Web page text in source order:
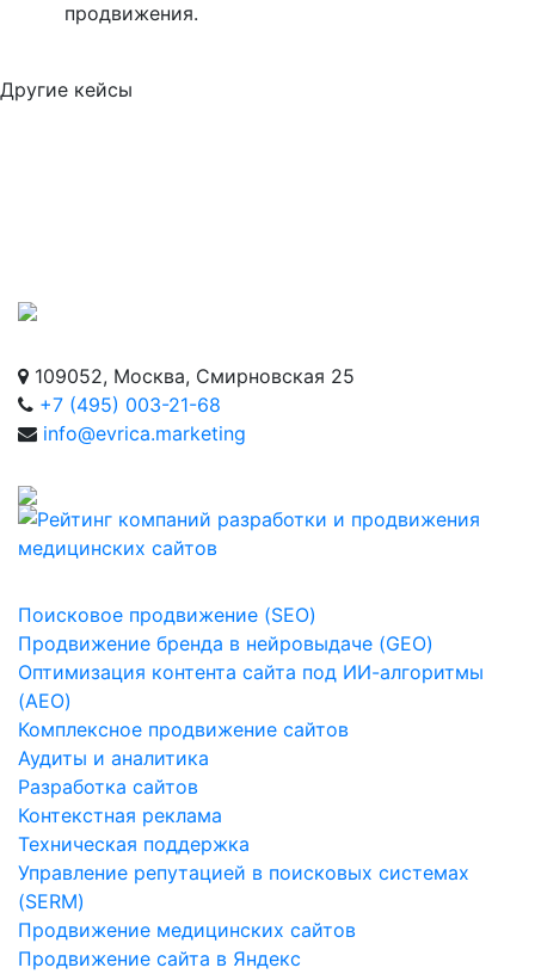
продвижения.
Другие кейсы
109052, Москва, Смирновская 25
+7 (495) 003-21-68
info@evrica.marketing
Поисковое продвижение (SEO)
Продвижение бренда в нейровыдаче (GEO)
Оптимизация контента сайта под ИИ-алгоритмы
(AEO)
Комплексное продвижение сайтов
Аудиты и аналитика
Разработка сайтов
Контекстная реклама
Техническая поддержка
Управление репутацией в поисковых системах
(SERM)
Продвижение медицинских сайтов
Продвижение сайта в Яндекс